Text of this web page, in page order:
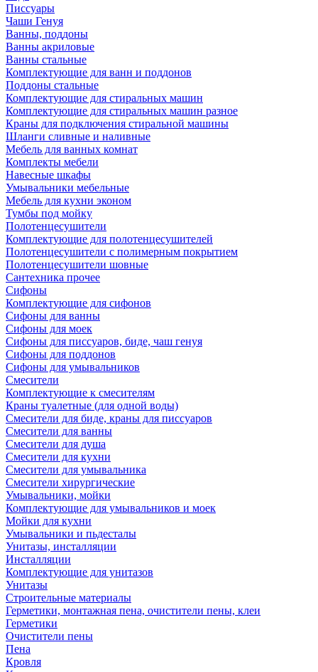
Писсуары
Чаши Генуя
Ванны, поддоны
Ванны акриловые
Ванны стальные
Комплектующие для ванн и поддонов
Поддоны стальные
Комплектующие для стиральных машин
Комплектующие для стиральных машин разное
Краны для подключения стиральной машины
Шланги сливные и наливные
Мебель для ванных комнат
Комплекты мебели
Навесные шкафы
Умывальники мебельные
Мебель для кухни эконом
Тумбы под мойку
Полотенцесушители
Комплектующие для полотенцесушителей
Полотенцесушители с полимерным покрытием
Полотенцесушители шовные
Сантехника прочее
Сифоны
Комплектующие для сифонов
Сифоны для ванны
Сифоны для моек
Сифоны для писсуаров, биде, чаш генуя
Сифоны для поддонов
Сифоны для умывальников
Смесители
Комплектующие к смесителям
Краны туалетные (для одной воды)
Смесители для биде, краны для писсуаров
Смесители для ванны
Смесители для душа
Смесители для кухни
Смесители для умывальника
Смесители хирургические
Умывальники, мойки
Комплектующие для умывальников и моек
Мойки для кухни
Умывальники и пьдесталы
Унитазы, инсталляции
Инсталляции
Комплектующие для унитазов
Унитазы
Строительные материалы
Герметики, монтажная пена, очистители пены, клеи
Герметики
Очистители пены
Пена
Кровля